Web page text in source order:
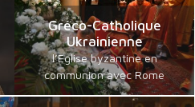
Gréco-Catholique
Ukrainienne
l’Eglise byzantine en
communion avec Rome